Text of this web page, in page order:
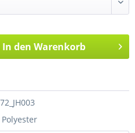
In den Warenkorb